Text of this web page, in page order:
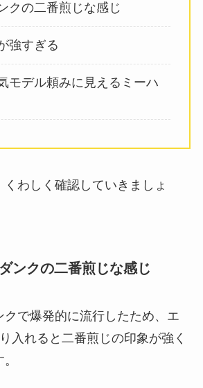
クの二番煎じな感じ
強すぎる
モデル頼みに見えるミーハ
くわしく確認していきましょ
ンクの二番煎じな感じ
クで爆発的に流行したため、エ
入れると二番煎じの印象が強く